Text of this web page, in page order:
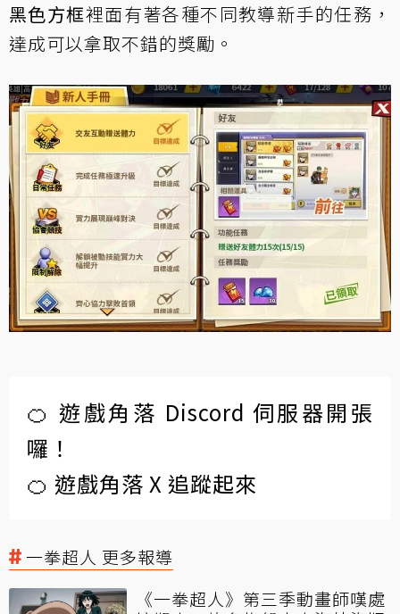
黑色方框裡面有著各種不同教導新手的任務，
達成可以拿取不錯的獎勵。
🍊 遊戲角落 Discord 伺服器開張
囉！
🍊 遊戲角落 X 追蹤起來
一拳超人 更多報導
《一拳超人》第三季動畫師嘆處